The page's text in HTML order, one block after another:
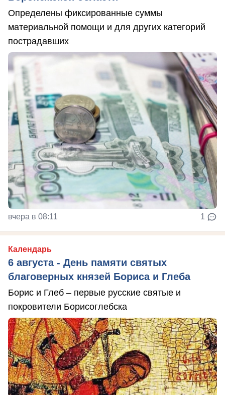
Определены фиксированные суммы
материальной помощи и для других категорий
пострадавших
вчера в 08:11 1
Календарь
6 августа - День памяти святых
благоверных князей Бориса и Глеба
Борис и Глеб – первые русские святые и
покровители Борисоглебска